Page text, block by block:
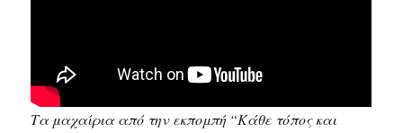
Τα μαχαίρια από την εκπομπή “Κάθε τόπος και